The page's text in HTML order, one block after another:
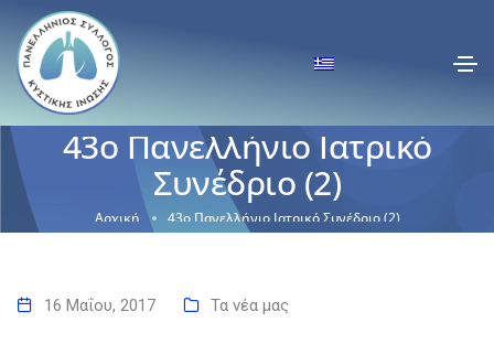
43o Πανελλήνιο Ιατρικό
Συνέδριο (2)
Αρχική 43o Πανελλήνιο Ιατρικό Συνέδριο (2)
16 Μαΐου, 2017 Τα νέα μας